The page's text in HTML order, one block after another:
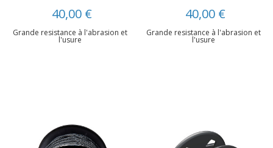
40,00 €
Grande resistance à l'abrasion et
l'usure
40,00 €
Grande resistance à l'abrasion et
l'usure